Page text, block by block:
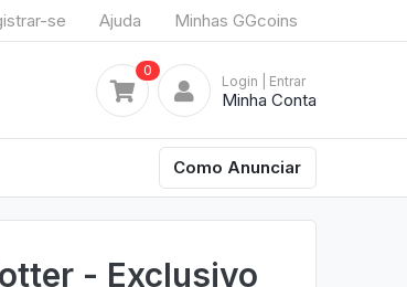
se Ajuda Minhas GGcoins
0
Login | Entrar
Minha Conta
Como Anunciar
- Exclusivo